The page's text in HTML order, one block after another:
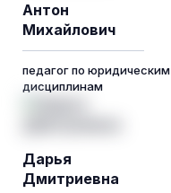
Антон
Михайлович
педагог по юридическим
дисциплинам
Дарья
Дмитриевна